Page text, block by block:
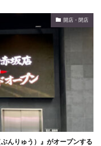
開店・閉店
んりゅう）』がオープンする